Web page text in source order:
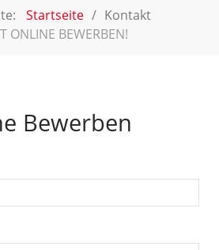
Startseite
Kontakt
ONLINE BEWERBEN!
Bewerben